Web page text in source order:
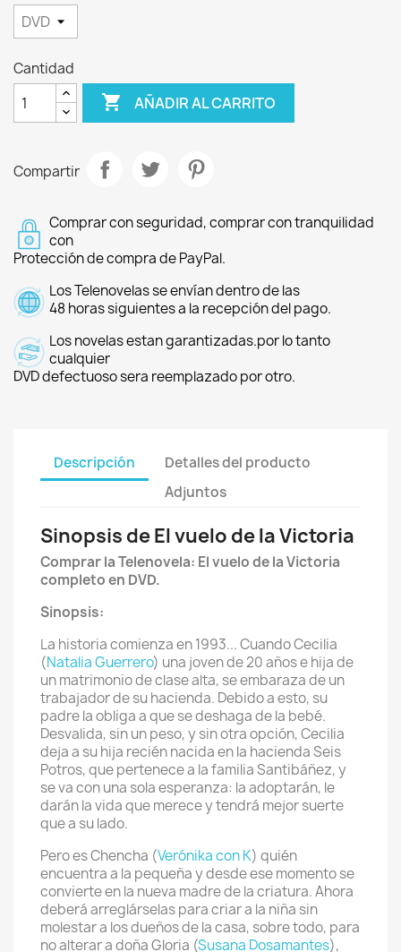
Cantidad
 AÑADIR AL CARRITO
Compartir
Comprar con seguridad, comprar con tranquilidad
con
Protección de compra de PayPal.
Los Telenovelas se envían dentro de las
48 horas siguientes a la recepción del pago.
Los novelas estan garantizadas.por lo tanto
cualquier
DVD defectuoso sera reemplazado por otro.
Descripción
Detalles del producto
Adjuntos
Sinopsis de El vuelo de la Victoria
Comprar la Telenovela: El vuelo de la Victoria
completo en DVD.
Sinopsis:
La historia comienza en 1993... Cuando Cecilia
(Natalia Guerrero) una joven de 20 años e hija de
un matrimonio de clase alta, se embaraza de un
trabajador de su hacienda. Debido a esto, su
padre la obliga a que se deshaga de la bebé.
Desvalida, sin un peso, y sin otra opción, Cecilia
deja a su hija recién nacida en la hacienda Seis
Potros, que pertenece a la familia Santibáñez, y
se va con una sola esperanza: la adoptarán, le
darán la vida que merece y tendrá mejor suerte
que a su lado.
Pero es Chencha (Verónika con K) quién
encuentra a la pequeña y desde ese momento se
convierte en la nueva madre de la criatura. Ahora
deberá arreglárselas para criar a la niña sin
molestar a los dueños de la casa, sobre todo, para
no alterar a doña Gloria (Susana Dosamantes),